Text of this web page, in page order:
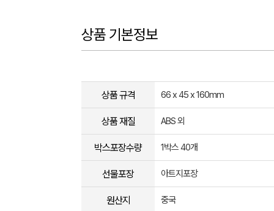
상품 기본정보
상품 규격 66 x 45 x 160mm
상품 재질 ABS 외
박스포장수량 1박스 40개
선물포장 아트지포장
원산지 중국